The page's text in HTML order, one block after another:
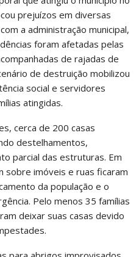
prejuízos em diversas
a administração municipal,
foram afetadas pelas
de rajadas de
de destruição mobilizou
social e servidores
atingidas.
cerca de 200 casas
destelhamentos,
parcial das estruturas. Em
sobre imóveis e ruas ficaram
da população e o
Pelo menos 35 famílias
deixar suas casas devido